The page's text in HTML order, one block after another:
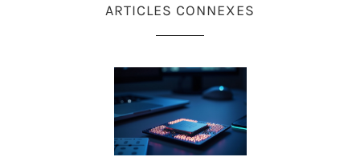
ARTICLES CONNEXES